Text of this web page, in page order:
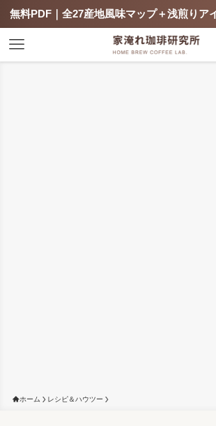
無料PDF｜全27産地風味マップ＋浅煎りア
ホーム レシピ＆ハウツー